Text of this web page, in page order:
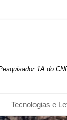
1A do
Tecnologias e